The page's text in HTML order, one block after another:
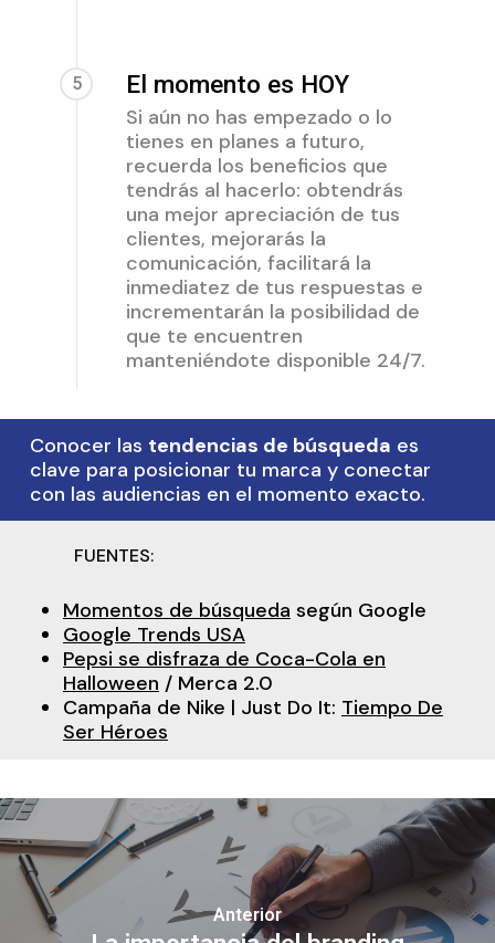
5 El momento es HOY
Si aún no has empezado o lo
tienes en planes a futuro,
recuerda los beneficios que
tendrás al hacerlo: obtendrás
una mejor apreciación de tus
clientes, mejorarás la
comunicación, facilitará la
inmediatez de tus respuestas e
incrementarán la posibilidad de
que te encuentren
manteniéndote disponible 24/7.
Conocer las tendencias de búsqueda es
clave para posicionar tu marca y conectar
con las audiencias en el momento exacto.
FUENTES:
Momentos de búsqueda según Google
Google Trends USA
Pepsi se disfraza de Coca-Cola en
Halloween / Merca 2.0
Campaña de Nike | Just Do It: Tiempo De
Ser Héroes
Anterior